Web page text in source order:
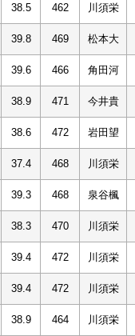
38.5 462 川須栄
39.8 469 松本大
39.6 466 角田河
38.9 471 今井貴
38.6 472 岩田望
37.4 468 川須栄
39.3 468 泉谷楓
38.3 470 川須栄
39.4 472 川須栄
39.4 472 川須栄
38.9 464 川須栄